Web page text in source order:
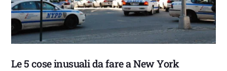
Le 5 cose inusuali da fare a New York